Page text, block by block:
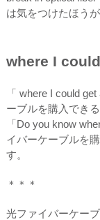
は気をつけたほう
where I
「 where I could
ーブルを購入でき
「Do you know
イバーケーブルを
す。
＊＊＊
光ファイバーケー